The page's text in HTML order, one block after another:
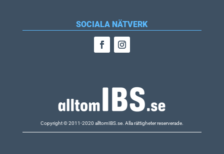
SOCIALA NÄTVERK
Copyright © 2011-2020 alltomIBS.se. Alla rättigheter reserverade.